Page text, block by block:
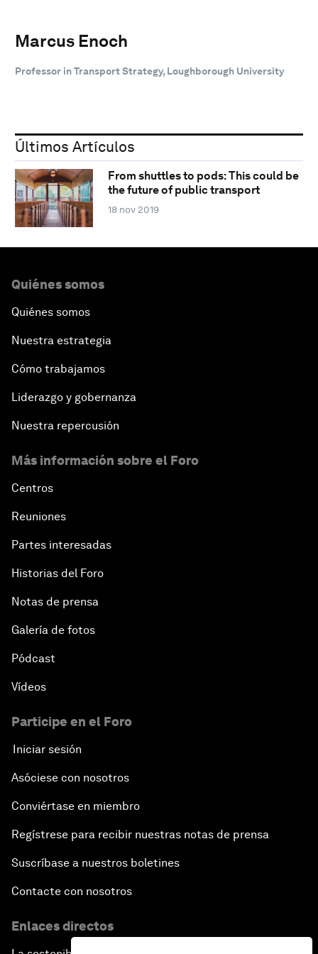
Marcus Enoch
Professor in Transport Strategy, Loughborough University
Últimos Artículos
From shuttles to pods: This could be
the future of public transport
18 nov 2019
Quiénes somos
Quiénes somos
Nuestra estrategia
Cómo trabajamos
Liderazgo y gobernanza
Nuestra repercusión
Más información sobre el Foro
Centros
Reuniones
Partes interesadas
Historias del Foro
Notas de prensa
Galería de fotos
Pódcast
Vídeos
Participe en el Foro
Iniciar sesión
Asóciese con nosotros
Conviértase en miembro
Regístrese para recibir nuestras notas de prensa
Suscríbase a nuestros boletines
Contacte con nosotros
Enlaces directos